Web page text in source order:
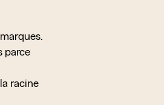
parce
racine